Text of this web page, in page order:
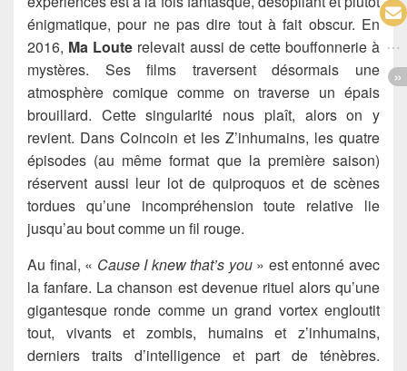
énigmatique, pour ne pas dire tout à fait obscur. En
2016, Ma Loute relevait aussi de cette bouffonnerie à
mystères. Ses films traversent désormais une
atmosphère comique comme on traverse un épais
brouillard. Cette singularité nous plaît, alors on y
revient. Dans Coincoin et les Z’inhumains, les quatre
épisodes (au même format que la première saison)
réservent aussi leur lot de quiproquos et de scènes
tordues qu’une incompréhension toute relative lie
jusqu’au bout comme un fil rouge.
Au final, « Cause I knew that’s you» est entonné avec
la fanfare. La chanson est devenue rituel alors qu’une
gigantesque ronde comme un grand vortex engloutit
tout, vivants et zombis, humains et z’inhumains,
derniers traits d’intelligence et part de ténèbres.